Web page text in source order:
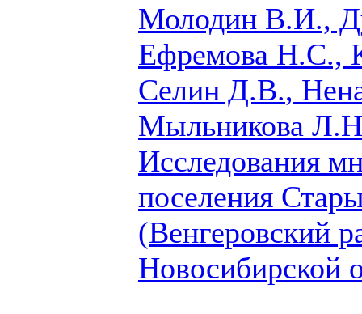
Молодин В.И.,
Ефремова Н.С.,
Селин Д.В.,
Мыльникова
Исследования
поселения
(Венгеровский
Новосибирской